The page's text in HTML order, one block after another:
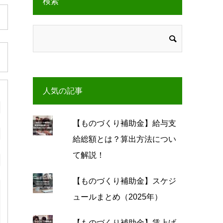
人気の記事
【ものづくり補助金】給与支
給総額とは？算出方法につい
て解説！
【ものづくり補助金】スケジ
ュールまとめ（2025年）